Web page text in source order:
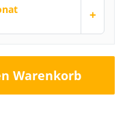
+
Warenkorb